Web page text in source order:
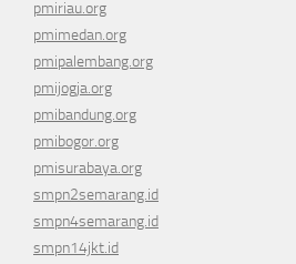
pmiriau.org
pmimedan.org
pmipalembang.org
pmijogja.org
pmibandung.org
pmibogor.org
pmisurabaya.org
smpn2semarang.id
smpn4semarang.id
smpn14jkt.id